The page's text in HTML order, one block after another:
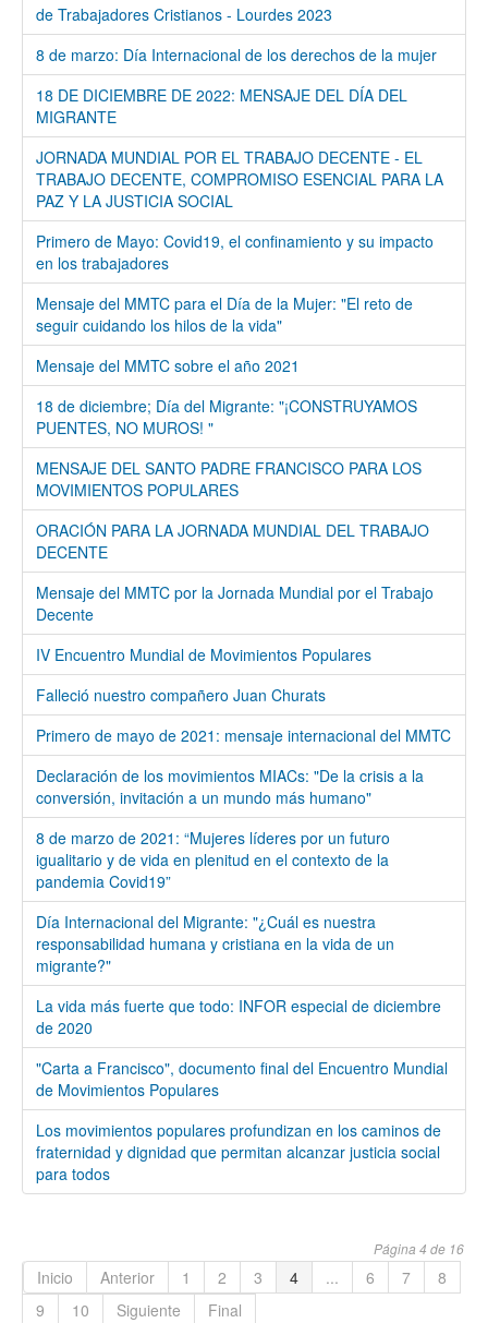
de Trabajadores Cristianos - Lourdes 2023
8 de marzo: Día Internacional de los derechos de la mujer
18 DE DICIEMBRE DE 2022: MENSAJE DEL DÍA DEL
MIGRANTE
JORNADA MUNDIAL POR EL TRABAJO DECENTE - EL
TRABAJO DECENTE, COMPROMISO ESENCIAL PARA LA
PAZ Y LA JUSTICIA SOCIAL
Primero de Mayo: Covid19, el confinamiento y su impacto
en los trabajadores
Mensaje del MMTC para el Día de la Mujer: "El reto de
seguir cuidando los hilos de la vida"
Mensaje del MMTC sobre el año 2021
18 de diciembre; Día del Migrante: "¡CONSTRUYAMOS
PUENTES, NO MUROS! "
MENSAJE DEL SANTO PADRE FRANCISCO PARA LOS
MOVIMIENTOS POPULARES
ORACIÓN PARA LA JORNADA MUNDIAL DEL TRABAJO
DECENTE
Mensaje del MMTC por la Jornada Mundial por el Trabajo
Decente
IV Encuentro Mundial de Movimientos Populares
Falleció nuestro compañero Juan Churats
Primero de mayo de 2021: mensaje internacional del MMTC
Declaración de los movimientos MIACs: "De la crisis a la
conversión, invitación a un mundo más humano"
8 de marzo de 2021: “Mujeres líderes por un futuro
igualitario y de vida en plenitud en el contexto de la
pandemia Covid19”
Día Internacional del Migrante: "¿Cuál es nuestra
responsabilidad humana y cristiana en la vida de un
migrante?"
La vida más fuerte que todo: INFOR especial de diciembre
de 2020
"Carta a Francisco", documento final del Encuentro Mundial
de Movimientos Populares
Los movimientos populares profundizan en los caminos de
fraternidad y dignidad que permitan alcanzar justicia social
para todos
Página 4 de 16
Inicio Anterior 1 2 3 4 ... 6 7
8
9
10 Siguiente Final